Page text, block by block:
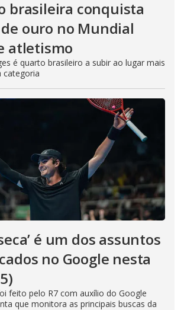
brasileira conquista
ouro no Mundial
atletismo
é quarto brasileiro a subir ao lugar mais
categoria
é um dos assuntos
no Google nesta
feito pelo R7 com auxílio do Google
que monitora as principais buscas da